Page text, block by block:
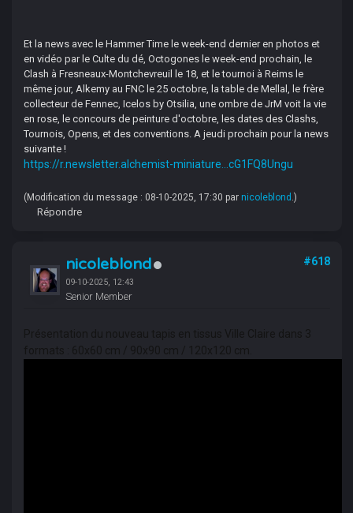
Et la news avec le Hammer Time le week-end dernier en photos et
en vidéo par le Culte du dé, Octogones le week-end prochain, le
Clash à Fresneaux-Montchevreuil le 18, et le tournoi à Reims le
même jour, Alkemy au FNC le 25 octobre, la table de Mellal, le frère
collecteur de Fennec, Icelos by Otsilia, une ombre de JrM voit la vie
en rose, le concours de peinture d'octobre, les dates des Clashs,
Tournois, Opens, et des conventions. A jeudi prochain pour la news
suivante !
https://r.newsletter.alchemist-miniature...cG1FQ8Ungu
(Modification du message : 08-10-2025, 17:30 par nicoleblond .)
Répondre
nicoleblond
09-10-2025, 12:43
Senior Member
#618
Présentation du nouveau tapis en tissus Ville Claire dans 3
formats : 60x60 cm / 90x90 cm / 120x120 cm.